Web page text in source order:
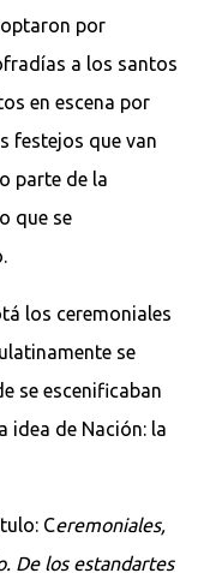
por
a los santos
en escena por
festejos que van
parte de la
que se
los ceremoniales
se
se escenificaban
idea de Nación: la
Ceremoniales,
De los estandartes